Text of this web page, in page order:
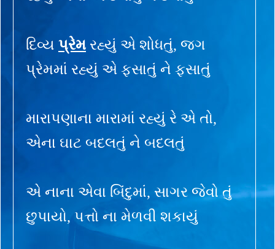
દિવ્ય પ્રેમ રહ્યું એ શોધતું, જગ
પ્રેમમાં રહ્યું એ ફસાતું ને ફસાતું
મારાપણાના મારામાં રહ્યું રે એ તો,
એના ઘાટ બદલતું ને બદલતું
એ નાના એવા બિંદુમાં, સાગર જેવો તું
છુપાયો, પત્તો ના મેળવી શકાયું